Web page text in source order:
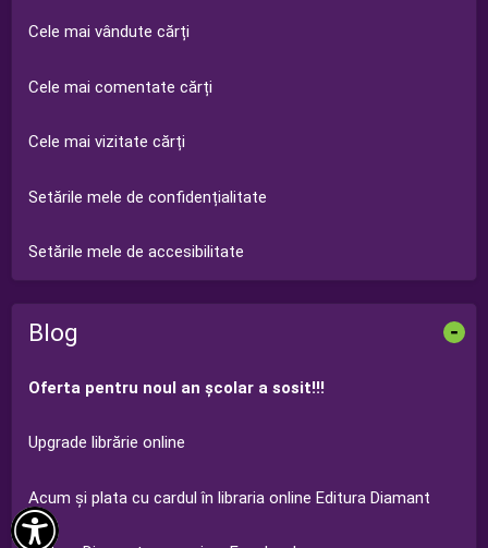

Cele mai vândute cărți
Cele mai comentate cărți
Cele mai vizitate cărți
Setările mele de confidențialitate
Setările mele de accesibilitate
Blog -
Oferta pentru noul an şcolar a sosit!!!
Upgrade librărie online
Acum şi plata cu cardul în libraria online Editura Diamant